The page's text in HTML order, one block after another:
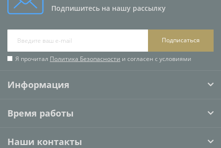
Подпишитесь на нашу рассылку
Подписаться
Я прочитал Политика Безопасности и согласен с условиями
Информация
Время работы
Наши контакты